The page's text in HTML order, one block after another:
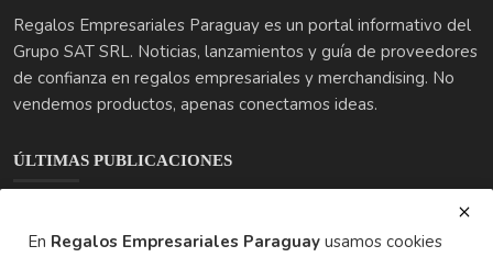
Regalos Empresariales Paraguay es un portal informativo del
Grupo SAT SRL. Noticias, lanzamientos y guía de proveedores
de confianza en regalos empresariales y merchandising. No
vendemos productos, apenas conectamos ideas.
ÚLTIMAS PUBLICACIONES
En Regalos Empresariales Paraguay usamos cookies